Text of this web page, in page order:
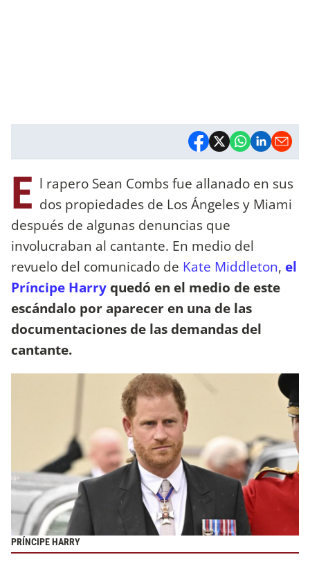
E l rapero Sean Combs fue allanado en sus
dos propiedades de Los Ángeles y Miami
después de algunas denuncias que
involucraban al cantante. En medio del
revuelo del comunicado de Kate Middleton, el
Príncipe Harryquedó en el medio de este
escándalo por aparecer en una de las
documentaciones de las demandas del
cantante.
PRÍNCIPE HARRY